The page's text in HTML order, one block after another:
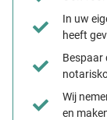
In uw
heeft
Bespaar
Wij
en